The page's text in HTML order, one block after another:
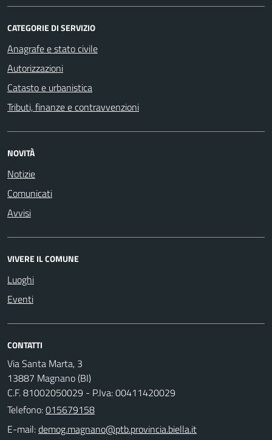
CATEGORIE DI SERVIZIO
Anagrafe e stato civile
Autorizzazioni
Catasto e urbanistica
Tributi, finanze e contravvenzioni
NOVITÀ
Notizie
Comunicati
Avvisi
VIVERE IL COMUNE
Luoghi
Eventi
CONTATTI
Via Santa Marta, 3
13887 Magnano (BI)
C.F. 81002050029 - P.Iva: 00411420029
Telefono:015679158
E-mail: